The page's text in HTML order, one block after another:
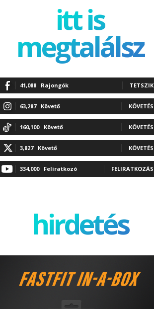
itt is
megtalálsz
41,088 Rajongók TETSZIK
63,287 Követő KÖVETÉS
160,100 Követő KÖVETÉS
3,827 Követő KÖVETÉS
334,000 Feliratkozó FELIRATKOZÁS
hirdetés